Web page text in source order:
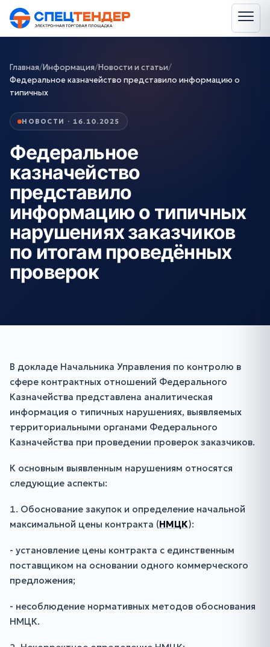
Главная/Информация/Новости и статьи/
Федеральное казначейство представило информацию о
типичных
НОВОСТИ · 16.10.2025
Федеральное
казначейство
представило
информацию о типичных
нарушениях заказчиков
по итогам проведённых
проверок
В докладе Начальника Управления по контролю в
сфере контрактных отношений Федерального
Казначейства представлена аналитическая
информация о типичных нарушениях, выявляемых
территориальными органами Федерального
Казначейства при проведении проверок заказчиков.
К основным выявленным нарушениям относятся
следующие аспекты:
1. Обоснование закупок и определение начальной
максимальной цены контракта (НМЦК):
- установление цены контракта с единственным
поставщиком на основании одного коммерческого
предложения;
- несоблюдение нормативных методов обоснования
НМЦК.